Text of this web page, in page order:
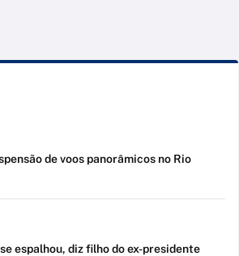
de voos panorâmicos no Rio
espalhou, diz filho do ex-presidente